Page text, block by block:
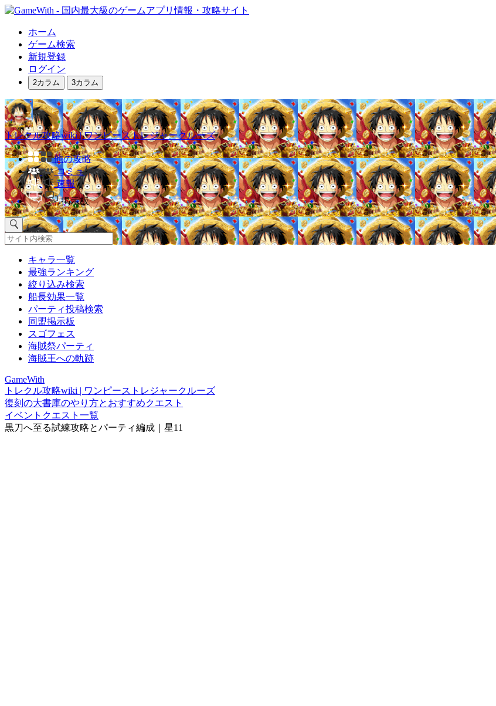
ホーム
ゲーム検索
新規登録
ログイン
2カラム 3カラム
トレクル攻略wiki | ワンピーストレジャークルーズ
他の攻略
コミュ
速報
掲示板
キャラ一覧
最強ランキング
絞り込み検索
船長効果一覧
パーティ投稿検索
同盟掲示板
スゴフェス
海賊祭パーティ
海賊王への軌跡
GameWith
トレクル攻略wiki | ワンピーストレジャークルーズ
復刻の大書庫のやり方とおすすめクエスト
イベントクエスト一覧
黒刀へ至る試練攻略とパーティ編成｜星11